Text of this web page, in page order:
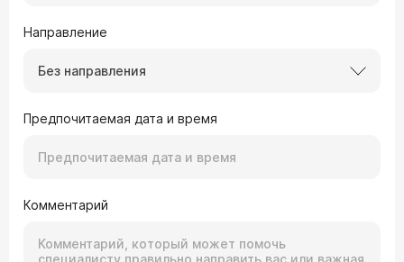
Направление
Без направления
Предпочитаемая дата и время
Комментарий